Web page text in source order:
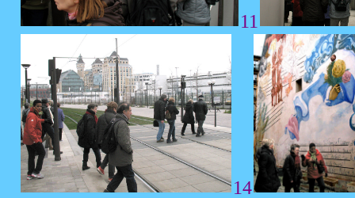
11
14